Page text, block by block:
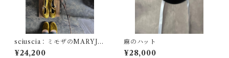
sciuscia：ミモザのMARYJA
NE
¥24,200
麻のハット
¥28,000